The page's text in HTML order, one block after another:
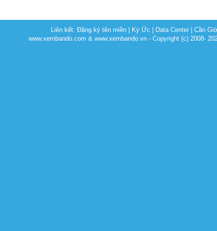
Liên kết:Đăng ký tên miền Ký Ức Data Center |Cần
www.xembando.com & www.xembando.vn - Copyright (c) 2008-